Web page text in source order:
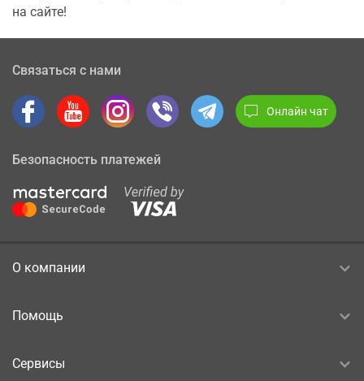
на сайте!
Связаться с нами
Онлайн чат
Безопасность платежей
О компании
Помощь
Сервисы